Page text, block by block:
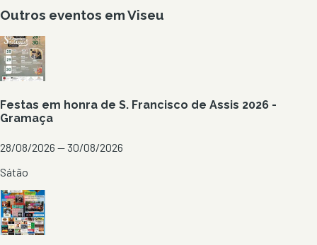
Outros eventos emViseu
Festas em honra de S. Francisco de Assis 2026 -
Gramaça
28/08/2026 — 30/08/2026
Sátão